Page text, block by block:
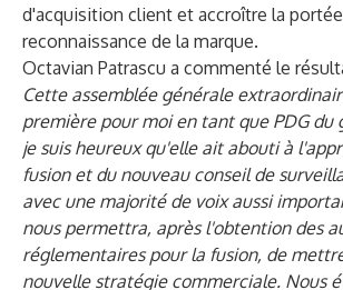
d'acquisition client et accroître la
reconnaissance de la marque.
Octavian Patrascu a commenté le
Cette assemblée générale
première pour moi en tant que PDG du
je suis heureux qu'elle ait abouti à
fusion et du nouveau conseil de
avec une majorité de voix aussi
nous permettra, après l'obtention des
réglementaires pour la fusion, de
nouvelle stratégie commerciale. Nous